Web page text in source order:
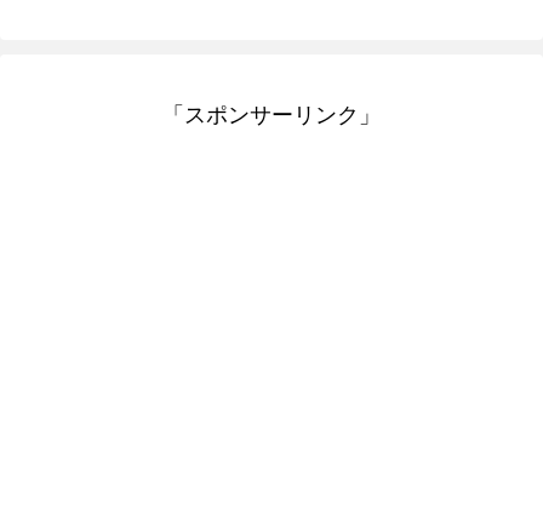
「スポンサーリンク」